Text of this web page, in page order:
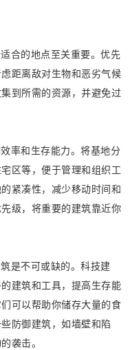
合的地点至关重要。优先
距离敌对生物和恶劣气候
到所需的资源，并避免过
率和生存能力。将基地分
区等，便于管理和组织工
紧凑性，减少移动时间和
级，将重要的建筑靠近你
是不可或缺的。科技建
建筑和工具，提高生存能
可以帮助你储存大量的食
防御建筑，如墙壁和陷
袭击。